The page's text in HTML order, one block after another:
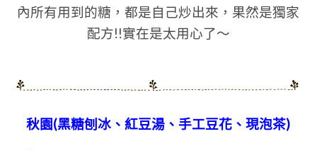
內所有用到的糖，都是自己炒出來 ，果然是獨家
配方!!實在是太用心了～
秋園(黑糖刨冰、紅豆湯、手工豆花、現泡茶)